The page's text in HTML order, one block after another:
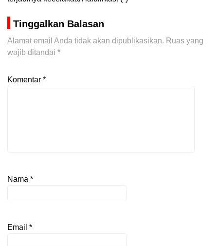
Tinggalkan Balasan
Alamat email Anda tidak akan dipublikasikan. Ruas yang
wajib ditandai *
Komentar *
Nama *
Email *